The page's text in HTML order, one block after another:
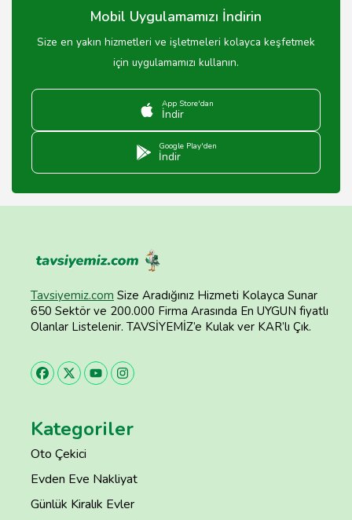
Mobil Uygulamamızı İndirin
Size en yakın hizmetleri ve işletmeleri kolayca keşfetmek
için uygulamamızı kullanın.
App Store'dan
İndir
Google Play'den
İndir
Tavsiyemiz.com Size Aradığınız Hizmeti Kolayca Sunar
650 Sektör ve 200.000 Firma Arasında En UYGUN fiyatlı
Olanlar Listelenir. TAVSİYEMİZ’e Kulak ver KAR’lı Çık.
Kategoriler
Oto Çekici
Evden Eve Nakliyat
Günlük Kiralık Evler